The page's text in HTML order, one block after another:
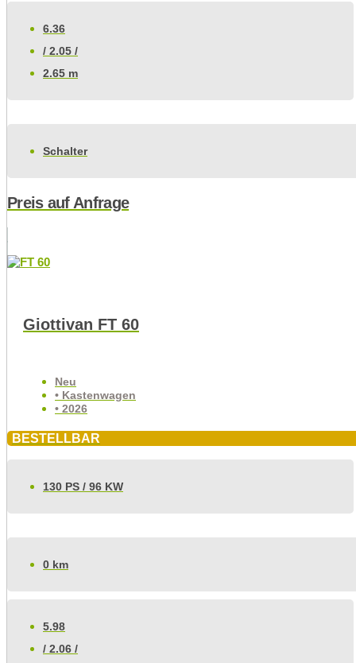
6.36
/ 2.05 /
2.65 m
Schalter
Preis auf Anfrage
Giottivan FT 60
Neu
• Kastenwagen
• 2026
BESTELLBAR
130 PS / 96 KW
0 km
5.98
/ 2.06 /